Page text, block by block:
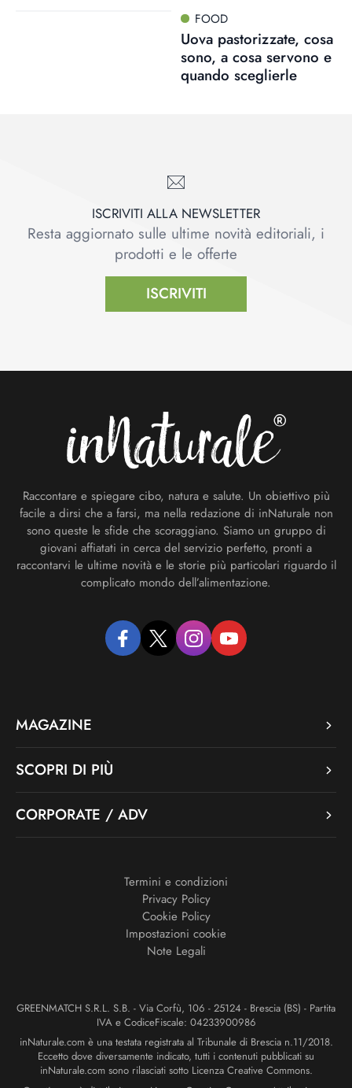
FOOD
Uova pastorizzate, cosa
sono, a cosa servono e
quando sceglierle
ISCRIVITI ALLA NEWSLETTER
Resta aggiornato sulle ultime novità editoriali, i
prodotti e le offerte
ISCRIVITI
Raccontare e spiegare cibo, natura e salute. Un obiettivo più
facile a dirsi che a farsi, ma nella redazione di inNaturale non
sono queste le sfide che scoraggiano. Siamo un gruppo di
giovani affiatati in cerca del servizio perfetto, pronti a
raccontarvi le ultime novità e le storie più particolari riguardo il
complicato mondo dell’alimentazione.
facebooktwitter instagramyoutube
MAGAZINE
SCOPRI DI PIÙ
CORPORATE / ADV
Termini e condizioni
Privacy Policy
Cookie Policy
Impostazioni cookie
Note Legali
GREENMATCH S.R.L. S.B. - Via Corfù, 106 - 25124 - Brescia (BS) - Partita
IVA e CodiceFiscale: 04233900986
inNaturale.com è una testata registrata al Tribunale di Brescia n.11/2018.
Eccetto dove diversamente indicato, tutti i contenuti pubblicati su
inNaturale.com sono rilasciati sotto Licenza Creative Commons.